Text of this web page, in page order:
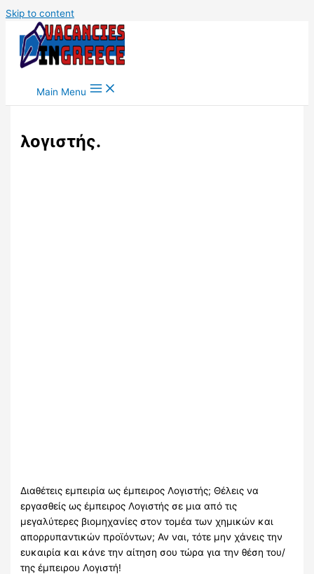
Skip to content
Main Menu
λογιστής.
Διαθέτεις εμπειρία ως έμπειρος Λογιστής; Θέλεις να
εργασθείς ως έμπειρος Λογιστής σε μια από τις
μεγαλύτερες βιομηχανίες στον τομέα των χημικών και
απορρυπαντικών προϊόντων; Αν ναι, τότε μην χάνεις την
ευκαιρία και κάνε την αίτηση σου τώρα για την θέση του/
της έμπειρου Λογιστή!